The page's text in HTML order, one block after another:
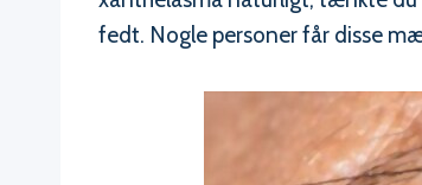
fedt. Nogle personer får disse